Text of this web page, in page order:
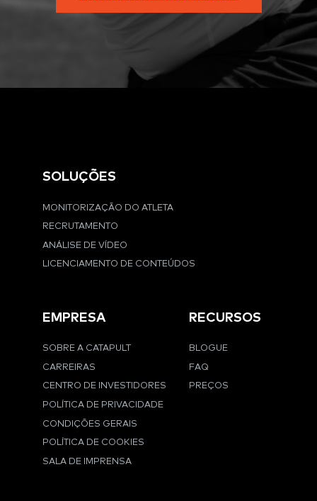
SOLUÇÕES
MONITORIZAÇÃO DO ATLETA
RECRUTAMENTO
ANÁLISE DE VÍDEO
LICENCIAMENTO DE CONTEÚDOS
EMPRESA
SOBRE A CATAPULT
CARREIRAS
CENTRO DE INVESTIDORES
POLÍTICA DE PRIVACIDADE
CONDIÇÕES GERAIS
POLÍTICA DE COOKIES
SALA DE IMPRENSA
RECURSOS
BLOGUE
FAQ
PREÇOS